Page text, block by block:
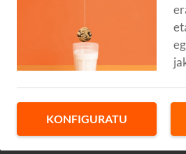
nahi duzun lekuan, probaldirako
ideala da, yogako zure errutinak
mugikorrerako edo
doakoak diradenbora-tarte batez;
horiek beren Youtubeko
KONFIGURATU